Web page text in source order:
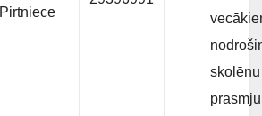
Pirtniece
prasmju